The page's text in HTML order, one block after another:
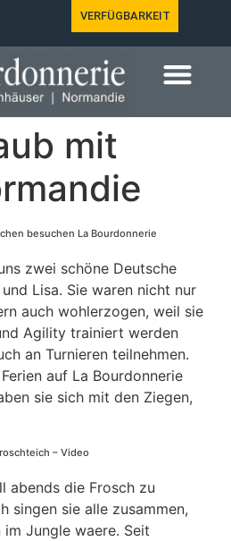
VERFÜGBARKEIT
mit
besuchen La Bourdonnerie
zwei schöne Deutsche
Lisa. Sie waren nicht nur
auch wohlerzogen, weil sie
Agility trainiert werden
an Turnieren teilnehmen.
auf La Bourdonnerie
sie sich mit den Ziegen,
– Video
abends die Frosch zu
singen sie alle zusammen,
Jungle waere. Seit